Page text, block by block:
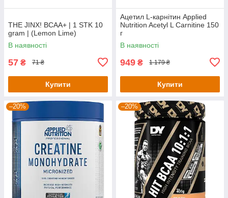
THE JINX! BCAA+ | 1 STK 10
gram | (Lemon Lime)
В наявності
57 ₴ 71 ₴
Купити
Ацетил L-карнітин Applied
Nutrition Acetyl L Carnitine 150
г
В наявності
949 ₴ 1 179 ₴
Купити
–20% –20%